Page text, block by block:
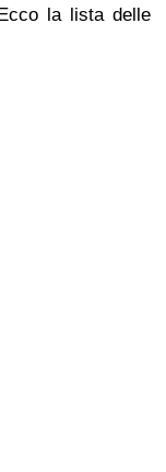
la lista delle